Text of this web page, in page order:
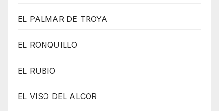
EL PALMAR DE TROYA
EL RONQUILLO
EL RUBIO
EL VISO DEL ALCOR